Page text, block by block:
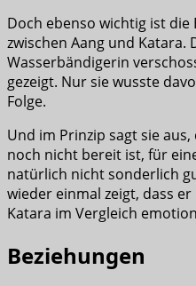
Doch ebenso wichtig ist
zwischen Aang und Katara.
Wasserbändigerin
gezeigt. Nur sie wusste
Folge.
Und im Prinzip sagt sie
noch nicht bereit ist, für
natürlich nicht sonderlich
wieder einmal zeigt, dass
Katara im Vergleich
Beziehungen